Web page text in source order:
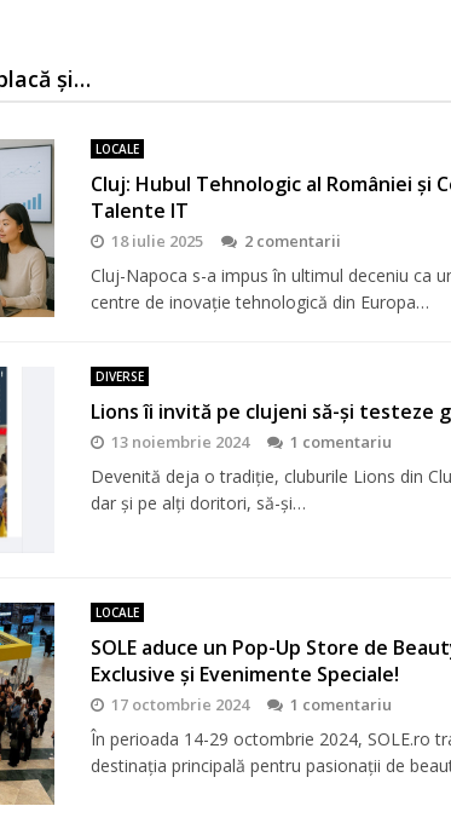
și…
LOCALE
Cluj: Hubul Tehnologic al României și
Talente IT
18 iulie 2025 2 comentarii
Cluj-Napoca s-a impus în ultimul deceniu ca
centre de inovație tehnologică din Europa…
DIVERSE
Lions îi invită pe clujeni să-şi testeze
13 noiembrie 2024 1 comentariu
Devenită deja o tradiţie, cluburile Lions din
dar şi pe alţi doritori, să-şi…
LOCALE
SOLE aduce un Pop-Up Store de
Exclusive și Evenimente Speciale!
17 octombrie 2024 1 comentariu
În perioada 14-29 octombrie 2024, SOLE.ro
destinația principală pentru pasionații de